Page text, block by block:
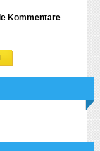
Kommentare